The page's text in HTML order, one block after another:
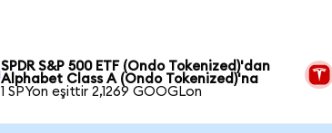
SPDR S&P 500 ETF (Ondo Tokenized)'dan
Alphabet Class A (Ondo Tokenized)'na
1 SPYon eşittir 2,1269 GOOGLon